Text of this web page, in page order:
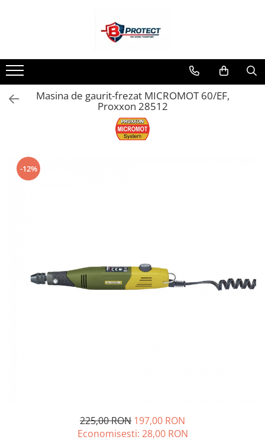
Atomizoare si pulverizatoare
Atomizoare
Pulverizatoare
Aspiratoare , suflante si tocatoare
Masini spalat cu presiune
Drujbe termice
Echipamente medicale
Accesorii motocoase
Masina de gaurit-frezat MICROMOT 60/EF,
Proxxon 28512
-12%
225,00 RON 197,00 RON
Economisesti: 28,00 RON